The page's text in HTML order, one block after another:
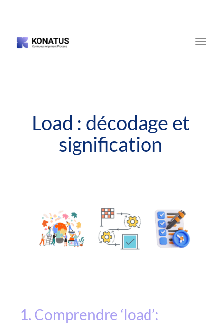
Toggle
Load : décodage et
signification
1. Comprendre ‘load’: